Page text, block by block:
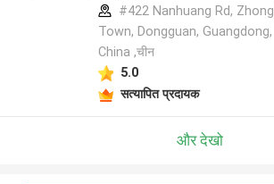
#422 Nanhuang Rd,
Town, Dongguan, Guangdong,
China ,चीन
5.0
सत्यापित प्रदायक
और देखो